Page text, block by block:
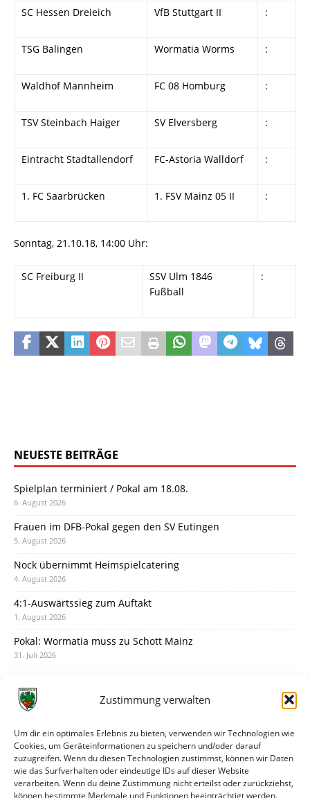
Zustimmung verwalten
Um dir ein optimales Erlebnis zu bieten, verwenden wir Technologien wie
Cookies, um Geräteinformationen zu speichern und/oder darauf
zuzugreifen. Wenn du diesen Technologien zustimmst, können wir Daten
wie das Surfverhalten oder eindeutige IDs auf dieser Website
verarbeiten. Wenn du deine Zustimmung nicht erteilst oder zurückziehst,
können bestimmte Merkmale und Funktionen beeinträchtigt werden.
SC Hessen Dreieich VfB Stuttgart II :
TSG Balingen Wormatia Worms :
Waldhof Mannheim FC 08 Homburg :
TSV Steinbach Haiger SV Elversberg :
Eintracht Stadtallendorf FC-Astoria Walldorf :
1. FC Saarbrücken 1. FSV Mainz 05 II :
Sonntag, 21.10.18, 14:00 Uhr:
SC Freiburg II
SSV Ulm 1846
Fußball
:
NEUESTE BEITRÄGE
Spielplan terminiert / Pokal am 18.08.
6. August 2026
Frauen im DFB-Pokal gegen den SV Eutingen
5. August 2026
Nock übernimmt Heimspielcatering
4. August 2026
4:1-Auswärtssieg zum Auftakt
1. August 2026
Pokal: Wormatia muss zu Schott Mainz
31. Juli 2026
30. Juli 2026
28. Juli 2026
Neuer Rückensponsor
28. Juli 2026
Neue Podcast-Folge: So tickt Björn!